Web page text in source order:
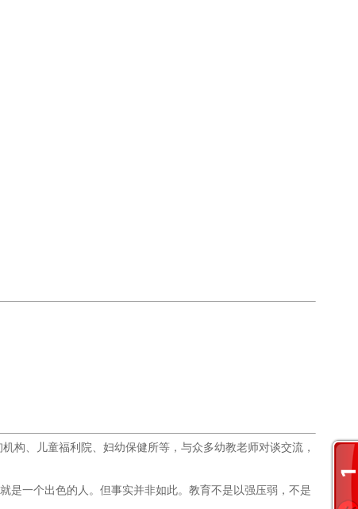
构、儿童福利院、妇幼保健所等，与众多幼教老师对谈交流，
一个出色的人。但事实并非如此。教育不是以强压弱，不是